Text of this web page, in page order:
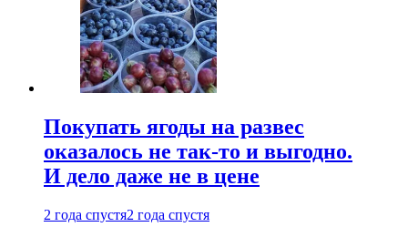
Покупать ягоды на развес
оказалось не так-то и выгодно.
И дело даже не в цене
2 года спустя2 года спустя